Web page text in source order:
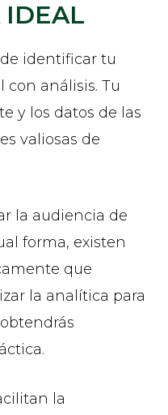
IDEAL
identificar tu
análisis. Tu
y los datos de las
valiosas de
la audiencia de
forma, existen
que
la analítica para
la